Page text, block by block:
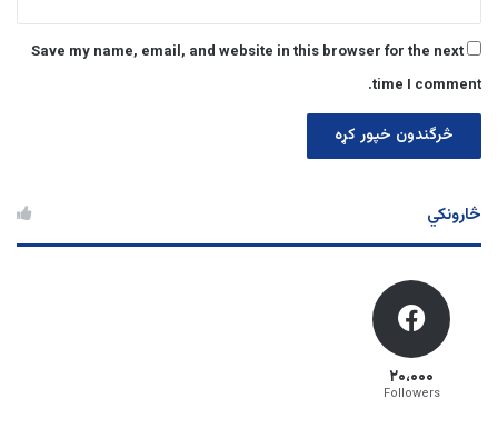
Save my name, email, and website in this browser for the next
time I comment.
څارونکي
۲۰،۰۰۰
Followers